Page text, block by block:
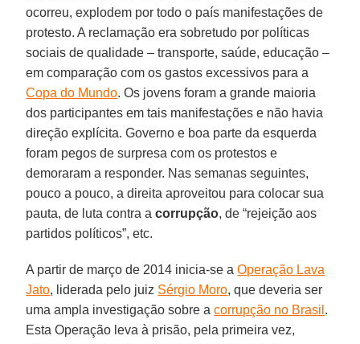
ocorreu, explodem por todo o país manifestações de
protesto. A reclamação era sobretudo por políticas
sociais de qualidade – transporte, saúde, educação –
em comparação com os gastos excessivos para a
Copa do Mundo. Os jovens foram a grande maioria
dos participantes em tais manifestações e não havia
direção explícita. Governo e boa parte da esquerda
foram pegos de surpresa com os protestos e
demoraram a responder. Nas semanas seguintes,
pouco a pouco, a direita aproveitou para colocar sua
pauta, de luta contra acorrupção, de “rejeição aos
partidos políticos”, etc.
A partir de março de 2014 inicia-se aOperação Lava
Jato, liderada pelo juiz Sérgio Moro, que deveria ser
uma ampla investigação sobre acorrupção no Brasil .
Esta Operação leva à prisão, pela primeira vez,